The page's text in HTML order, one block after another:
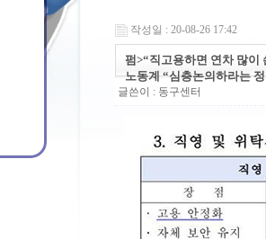
작성일 : 20-08-26 17:42
펌>“직고용하면 연차 많
노동계 “심층논의하라는
글쓴이 : 동구센터